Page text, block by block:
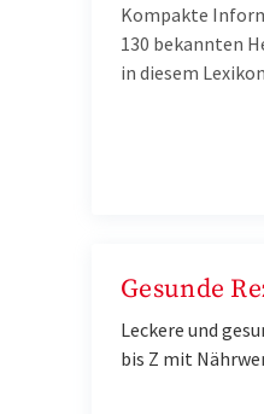
Kompakte
130 bekannten
in diesem
Gesunde
Leckere und
bis Z mit